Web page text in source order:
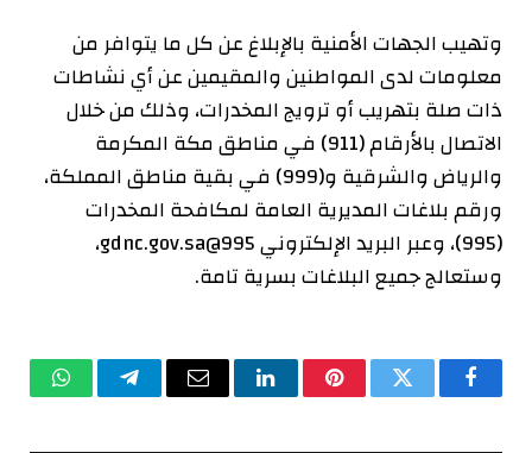
وتهيب الجهات الأمنية بالإبلاغ عن كل ما يتوافر من
معلومات لدى المواطنين والمقيمين عن أي نشاطات
ذات صلة بتهريب أو ترويج المخدرات، وذلك من خلال
الاتصال بالأرقام (911) في مناطق مكة المكرمة
والرياض والشرقية و(999) في بقية مناطق المملكة،
ورقم بلاغات المديرية العامة لمكافحة المخدرات
(995)، وعبر البريد الإلكتروني
995@gdnc.gov.sa
،
وستعالج جميع البلاغات بسرية تامة.
فيسبوكتويتر بينتيريستلينكدإنالبريد تيلقرام